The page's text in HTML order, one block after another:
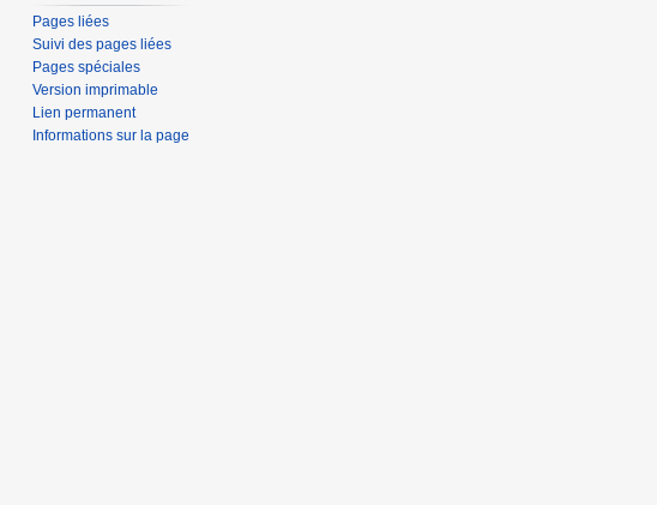
Pages liées
Suivi des pages liées
Pages spéciales
Version imprimable
Lien permanent
Informations sur la page